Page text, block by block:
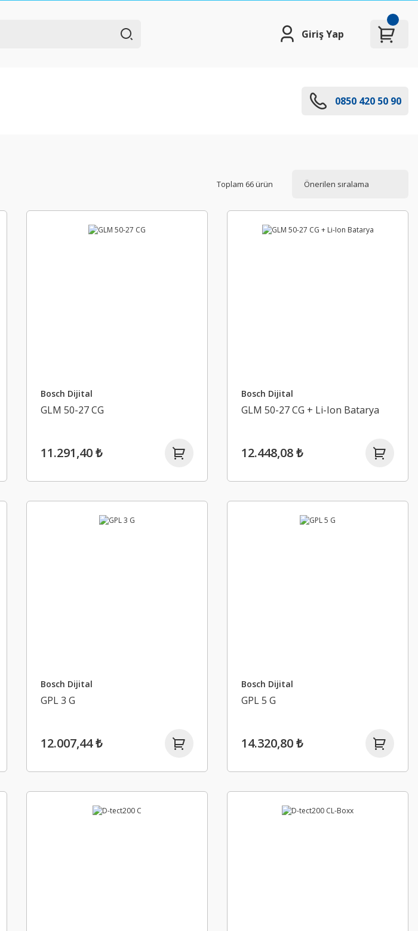
Giriş Yap
0850 420 50 90
Toplam 66 ürün
Bosch Dijital
GLM 50-27 CG
11.291,40 ₺
Bosch Dijital
GLM 50-27 CG + Li-Ion Batarya
12.448,08 ₺
Bosch Dijital
GPL 3 G
12.007,44 ₺
Bosch Dijital
GPL 5 G
14.320,80 ₺